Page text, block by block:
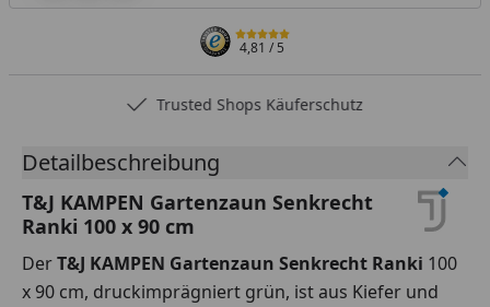
4,81/ 5
Trusted Shops Käuferschutz
Detailbeschreibung
T&J KAMPEN Gartenzaun Senkrecht
Ranki 100 x 90 cm
DerT&J KAMPEN Gartenzaun Senkrecht Ranki 100
x 90 cm, druckimprägniert grün, ist aus Kiefer und